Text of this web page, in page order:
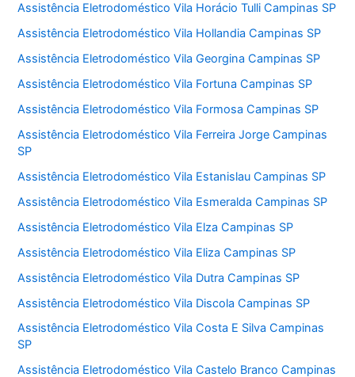
Assistência Eletrodoméstico Vila Horácio Tulli Campinas SP
Assistência Eletrodoméstico Vila Hollandia Campinas SP
Assistência Eletrodoméstico Vila Georgina Campinas SP
Assistência Eletrodoméstico Vila Fortuna Campinas SP
Assistência Eletrodoméstico Vila Formosa Campinas SP
Assistência Eletrodoméstico Vila Ferreira Jorge Campinas
SP
Assistência Eletrodoméstico Vila Estanislau Campinas SP
Assistência Eletrodoméstico Vila Esmeralda Campinas SP
Assistência Eletrodoméstico Vila Elza Campinas SP
Assistência Eletrodoméstico Vila Eliza Campinas SP
Assistência Eletrodoméstico Vila Dutra Campinas SP
Assistência Eletrodoméstico Vila Discola Campinas SP
Assistência Eletrodoméstico Vila Costa E Silva Campinas
SP
Assistência Eletrodoméstico Vila Castelo Branco Campinas